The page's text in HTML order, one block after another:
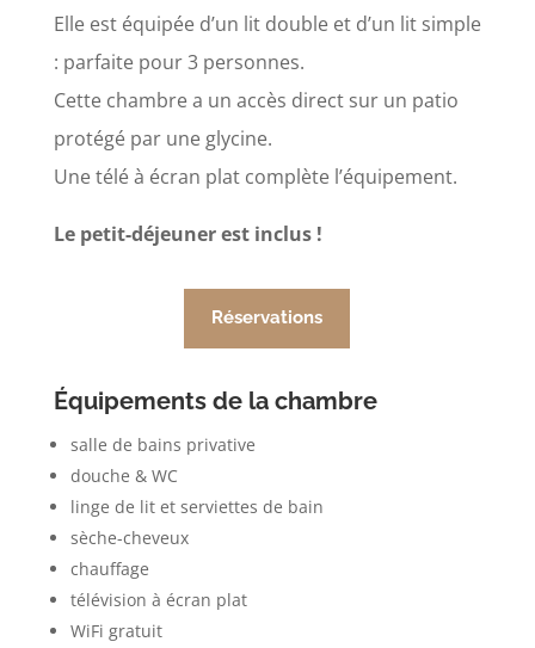
Elle est équipée d’un lit double et d’un lit simple
: parfaite pour 3 personnes.
Cette chambre a un accès direct sur un patio
protégé par une glycine.
Une télé à écran plat complète l’équipement.
Le petit-déjeuner est inclus !
Réservations
Équipements de la chambre
salle de bains privative
douche & WC
linge de lit et serviettes de bain
sèche-cheveux
chauffage
télévision à écran plat
WiFi gratuit